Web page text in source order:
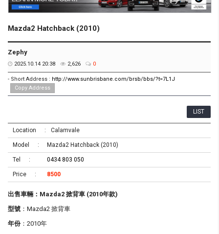
Mazda2 Hatchback (2010)
Zephy
2025.10.14 20:38 2,626 0
- Short Address : http://www.sunbrisbane.com/brsb/bbs/?t=7L1J
Copy Address
LIST
Location Calamvale
Model Mazda2 Hatchback (2010)
Tel 0434 803 050
Price 8500
出售車輛：Mazda2 掀背車 (2010年款)
型號 ：Mazda2 掀背車
年份：2010年